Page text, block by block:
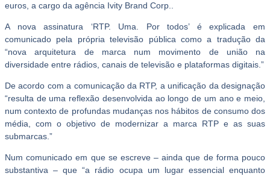
euros, a cargo da agência Ivity Brand Corp..
A nova assinatura ‘RTP. Uma. Por todos’ é explicada em
comunicado pela própria televisão pública como a tradução da
“nova arquitetura de marca num movimento de união na
diversidade entre rádios, canais de televisão e plataformas digitais.”
De acordo com a comunicação da RTP, a unificação da designação
“resulta de uma reflexão desenvolvida ao longo de um ano e meio,
num contexto de profundas mudanças nos hábitos de consumo dos
média, com o objetivo de modernizar a marca RTP e as suas
submarcas.”
Num comunicado em que se escreve – ainda que de forma pouco
substantiva – que “a rádio ocupa um lugar essencial enquanto